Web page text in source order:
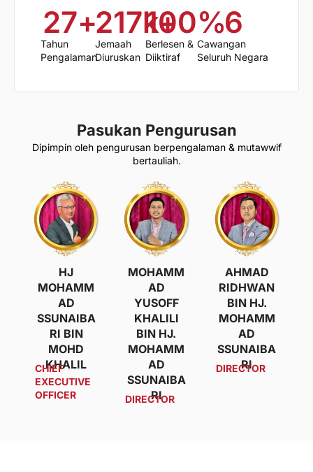
Tahun
Pengalaman
27+
Jemaah
Diuruskan
217k+
Berlesen &
Diiktiraf
100%
Cawangan
Seluruh Negara
6
Pasukan Pengurusan
Dipimpin oleh pengurusan berpengalaman & mutawwif
bertauliah.
HJ
MOHAMM
AD
SSUNAIBA
RI BIN
MOHD
KHALIL
CHIEF
EXECUTIVE
OFFICER
MOHAMM
AD
YUSOFF
KHALILI
BIN HJ.
MOHAMM
AD
SSUNAIBA
RI
DIRECTOR
AHMAD
RIDHWAN
BIN HJ.
MOHAMM
AD
SSUNAIBA
RI
DIRECTOR